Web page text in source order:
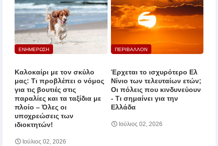
ΕΝΗΜΕΡΩΣΗ
Καλοκαίρι με τον σκύλο
μας: Τι προβλέπει ο νόμος
για τις βουτιές στις
παραλίες και τα ταξίδια με
πλοίο – Όλες οι
υποχρεώσεις των
ιδιοκτητών!
Ιούλιος 02, 2026
ΠΕΡΙΒΑΛΛΟΝ
Έρχεται το ισχυρότερο Ελ
Νίνιο των τελευταίων ετών;
Οι πόλεις που κινδυνεύουν
‑ Τι σημαίνει για την
Ελλάδα
Ιούλιος 02, 2026